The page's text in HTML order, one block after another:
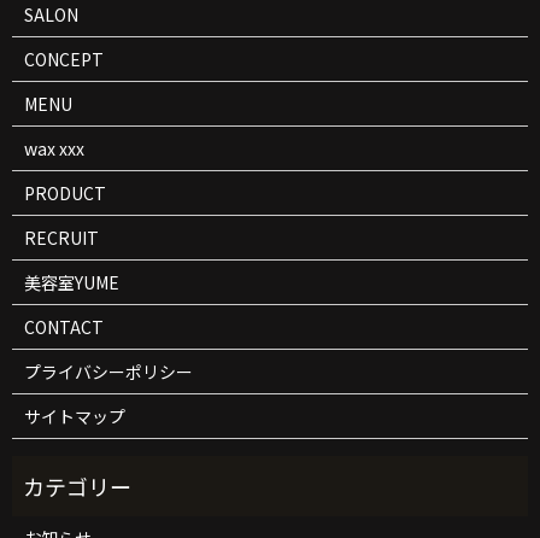
SALON
CONCEPT
MENU
wax xxx
PRODUCT
RECRUIT
美容室YUME
CONTACT
プライバシーポリシー
サイトマップ